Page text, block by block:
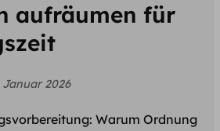
aufräumen für
Januar 2026
Warum Ordnung